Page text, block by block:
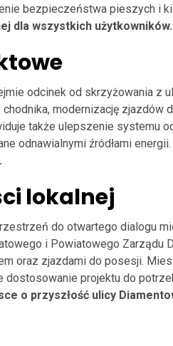
bezpieczeństwa pieszych i
dla wszystkich użytkowników.
odcinek od skrzyżowania z
chodnika, modernizację
także ulepszenie systemu
odnawialnymi źródłami energii.
lokalnej
do otwartego dialogu
i Powiatowego Zarządu
oraz zjazdami do posesji.
projektu do
o przyszłość ulicy